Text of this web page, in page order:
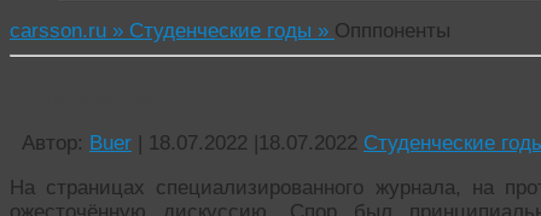
carsson.ru » Студенческие годы » Опппоненты
Автор: Buer | 18.07.2022 |18.07.2022 Студенческие
На страницах специализированного журнала, на
ожесточённую дискуссию. Спор был